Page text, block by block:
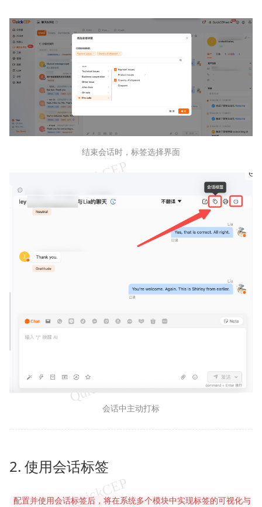
结束会话时，标签选择界面
会话中主动打标
2. 使用会话标签
配置并使用会话标签后，将在系统多个模块中实现标签的可视化与